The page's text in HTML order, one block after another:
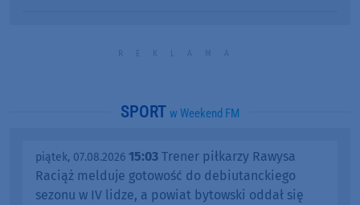
SPORT w Weekend FM
piątek, 07.08.2026 15:03 Trener piłkarzy Rawysa
Raciąż melduje gotowość do debiutanckiego
sezonu w IV lidze, a powiat bytowski oddał się